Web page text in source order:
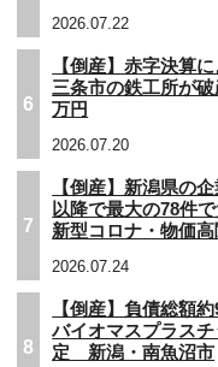
2026.07.22
6
【倒産】赤字決算
三条市の鉄工所が
万円
2026.07.20
7
【倒産】新潟県の
以降で最大の78件
新型コロナ・物価
2026.07.24
8
【倒産】負債総額
バイオマスプラス
定 新潟・南魚沼市